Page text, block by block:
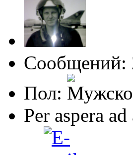
Сообщений:
Пол:
Per aspera ad